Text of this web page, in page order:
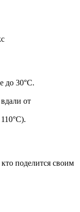
до 30°C.
от
поделится своим